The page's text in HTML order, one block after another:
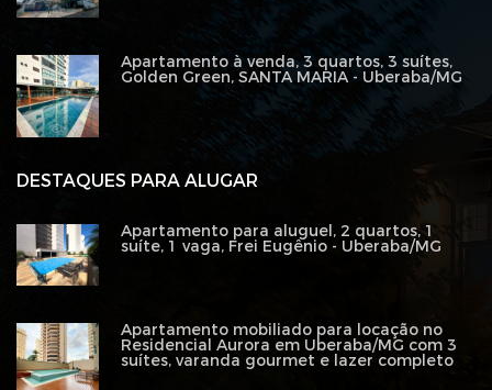
DESTAQUES PARA ALUGAR
Apartamento para aluguel, 2 quartos, 1
suíte, 1 vaga, Frei Eugênio - Uberaba/MG
Apartamento mobiliado para locação no
Residencial Aurora em Uberaba/MG com 3
suítes, varanda gourmet e lazer completo
Apartamento à venda, 3 quartos, 3 suítes,
Golden Green, SANTA MARIA - Uberaba/MG